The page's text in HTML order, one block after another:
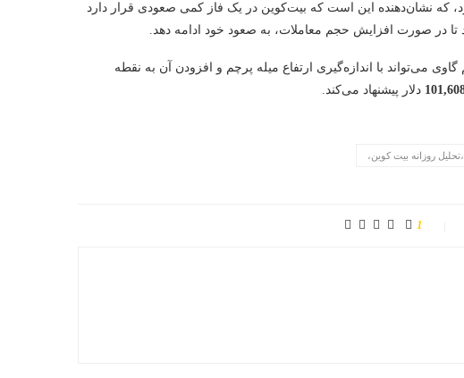
که نشان‌دهنده این است که بیت‌کوین در یک فاز کمی صعودی قرار دارد
در صورت افزایش حجم معاملات، به صعود خود ادامه دهد.
می‌تواند با اندازه‌گیری ارتفاع میله پرچم و افزودن آن به نقطه
دلار پیشنهاد می‌کند.
روزانه بیت کوین،
1